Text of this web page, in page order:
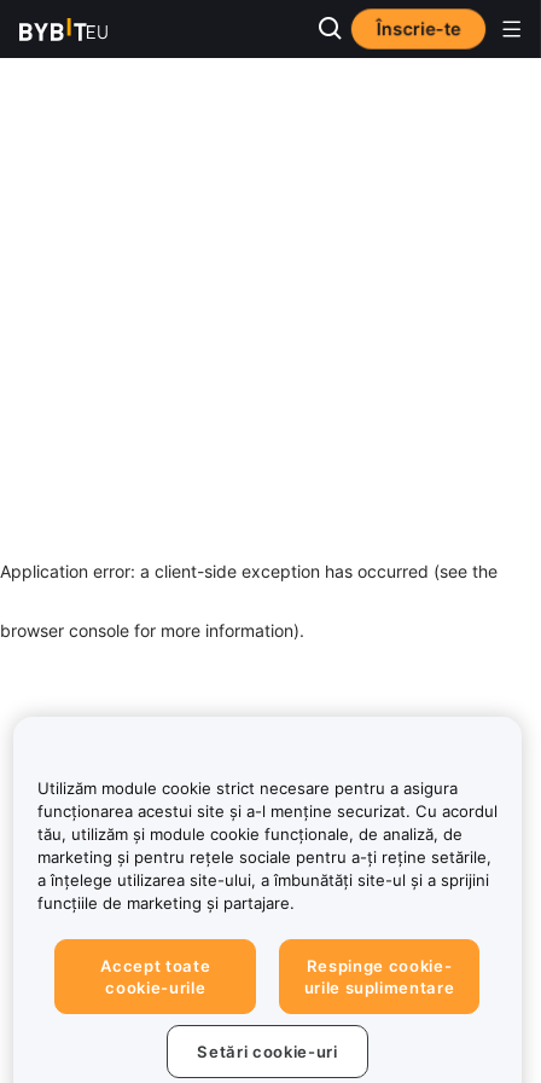
Înscrie-te
Application error: a client-side exception has occurred (see the
browser console for more information).
Utilizăm module cookie strict necesare pentru a asigura
funcționarea acestui site și a-l menține securizat. Cu acordul
tău, utilizăm și module cookie funcționale, de analiză, de
marketing și pentru rețele sociale pentru a-ți reține setările,
a înțelege utilizarea site-ului, a îmbunătăți site-ul și a sprijini
funcțiile de marketing și partajare.
Accept toate
cookie-urile
Respinge cookie-
urile suplimentare
Setări cookie-uri